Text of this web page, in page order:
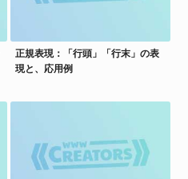
正規表現：「行頭」「行末」の表
現と、応用例